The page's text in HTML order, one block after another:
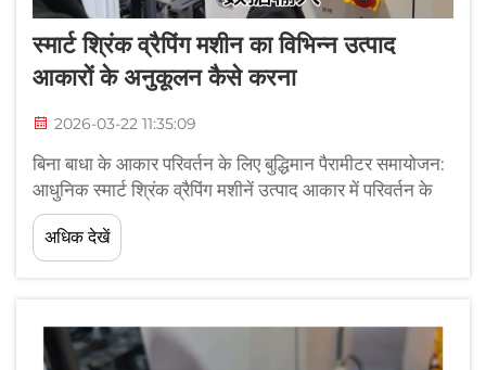
स्मार्ट श्रिंक व्रैपिंग मशीन का विभिन्न उत्पाद
आकारों के अनुकूलन कैसे करना
2026-03-22 11:35:09
बिना बाधा के आकार परिवर्तन के लिए बुद्धिमान पैरामीटर समायोजन:
आधुनिक स्मार्ट श्रिंक व्रैपिंग मशीनें उत्पाद आकार में परिवर्तन के
दौरान मैनुअल पुनः कैलिब्रेशन को समाप्त कर देती हैं, जो दो
एकीकृत नवाचारों के माध्यम से संभव होता है। वास्तविक समय के
सेंसर प्रतिक्रिया और पीएलसी-संचालित गतिशील कैलिब्रेशन...
अधिक देखें